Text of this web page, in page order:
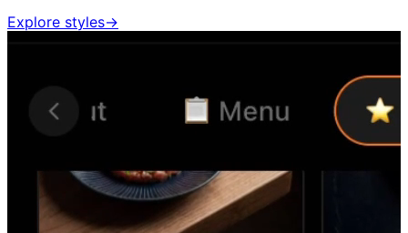
Explore styles→